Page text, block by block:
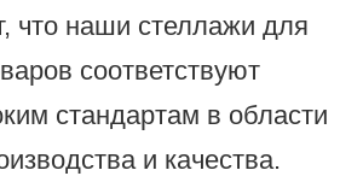
что наши стеллажи для
соответствуют
стандартам в области
и качества.